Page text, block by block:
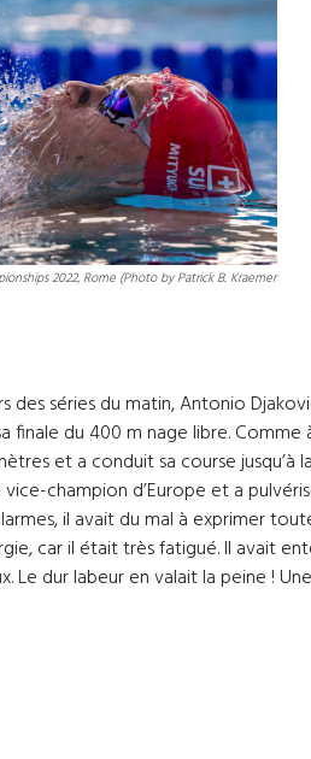
2022, Rome (Photo by Patrick B. Kraemer
des séries du matin, Antonio
finale du 400 m nage libre.
et a conduit sa course jusqu’à
champion d’Europe et a
il avait du mal à exprimer
car il était très fatigué. Il avait
Le dur labeur en valait la peine !